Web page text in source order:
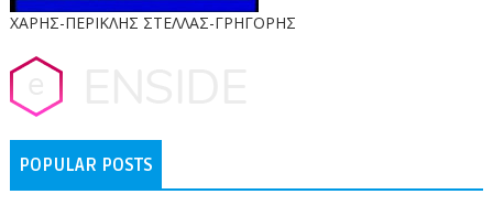
ΧΑΡΗΣ-ΠΕΡΙΚΛΗΣ ΣΤΕΛΛΑΣ-ΓΡΗΓΟΡΗΣ
POPULAR POSTS